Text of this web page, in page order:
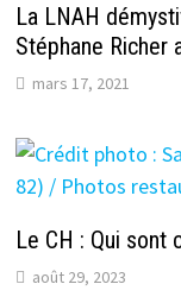
La LNAH
Stéphane Richer
mars 17, 2021
Le CH : Qui sont
août 29, 2023